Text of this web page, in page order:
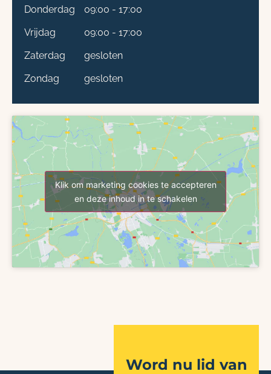
Klik om marketing cookies te accepteren
en deze inhoud in te schakelen
Donderdag
09:00 - 17:00
Vrijdag
09:00 - 17:00
Zaterdag
gesloten
Zondag
gesloten
Word nu lid van